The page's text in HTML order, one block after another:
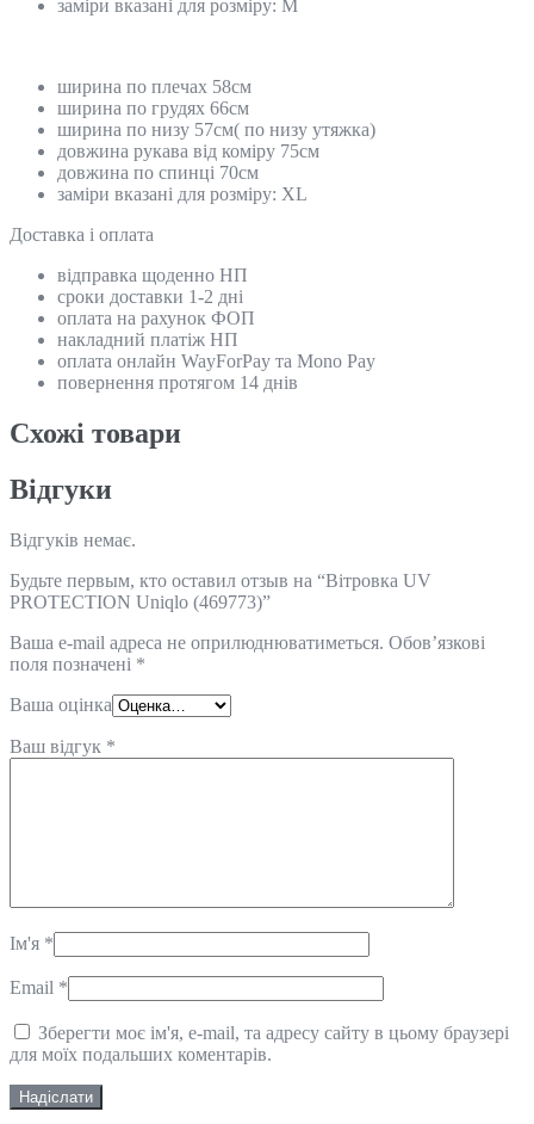
заміри вказані для розміру: M
ширина по плечах 58см
ширина по грудях 66см
ширина по низу 57см( по низу утяжка)
довжина рукава від коміру 75см
довжина по спинці 70см
заміри вказані для розміру: XL
Доставка і оплата
відправка щоденно НП
сроки доставки 1-2 дні
оплата на рахунок ФОП
накладний платіж НП
оплата онлайн WayForPay та Mono Pay
повернення протягом 14 днів
Схожi товари
Відгуки
Відгуків немає.
Будьте первым, кто оставил отзыв на “Вітровка UV
PROTECTION Uniqlo (469773)”
Ваша e-mail адреса не оприлюднюватиметься. Обов’язкові
поля позначені *
Ваша оцінка
Ваш відгук *
Ім'я *
Email *
Зберегти моє ім'я, e-mail, та адресу сайту в цьому браузері
для моїх подальших коментарів.